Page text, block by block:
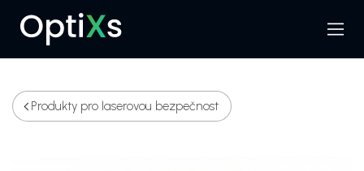
Hledat
Menu
Produkty pro laserovou bezpečnost